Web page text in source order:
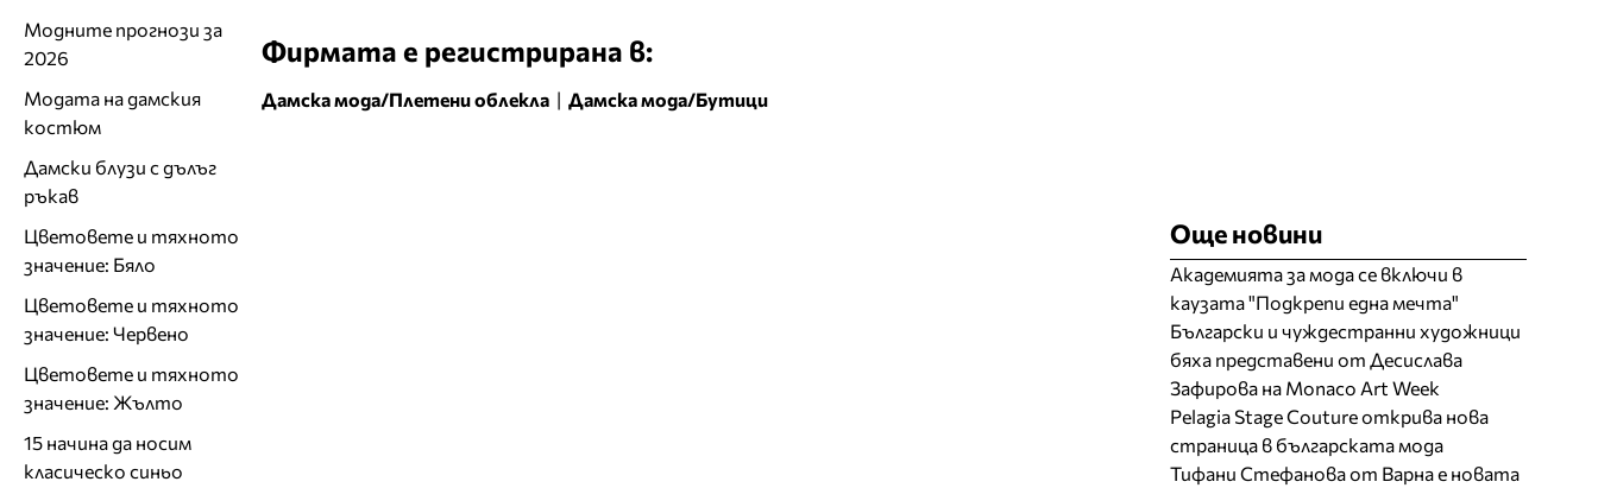
Фирмата е регистрирана в:
Дамска мода/Плетени облекла | Дамска мода/Бутици
Модните прогнози за
2026
Модата на дамския
костюм
Дамски блузи с дълъг
ръкав
Цветовете и тяхното
значение: Бяло
Цветовете и тяхното
значение: Червено
Цветовете и тяхното
значение: Жълто
15 начина да носим
класическо синьо
Още новини
Академията за мода се включи в
каузата "Подкрепи една мечта"
Български и чуждестранни художници
бяха представени от Десислава
Зафирова на Monaco Art Week
Pelagia Stage Couture открива нова
страница в българската мода
Тифани Стефанова от Варна е новата